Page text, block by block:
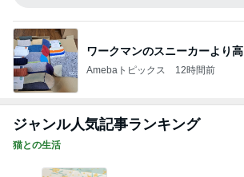
ワークマンのスニーカーより
Amebaトピックス 12時間前
ジャンル人気記事ランキング
猫との生活